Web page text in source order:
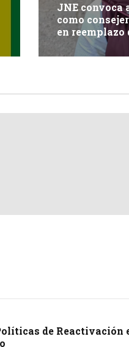
JNE convoca
como
en reemplazo
de Reactivación